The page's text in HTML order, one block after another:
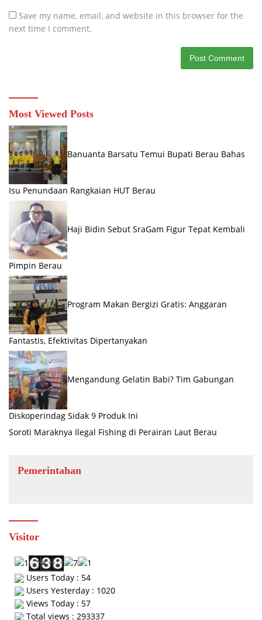
Save my name, email, and website in this browser for the
next time I comment.
Most Viewed Posts
Banuanta Barsatu Temui Bupati Berau Bahas
Isu Penundaan Rangkaian HUT Berau
Haji Bidin Sebut SraGam Figur Tepat Kembali
Pimpin Berau
Program Makan Bergizi Gratis: Anggaran
Fantastis, Efektivitas Dipertanyakan
Mengandung Gelatin Babi? Tim Gabungan
Diskoperindag Sidak 9 Produk Ini
Soroti Maraknya Ilegal Fishing di Perairan Laut Berau
Pemerintahan
Visitor
Users Today : 54
Users Yesterday : 1020
Views Today : 57
Total views : 293337